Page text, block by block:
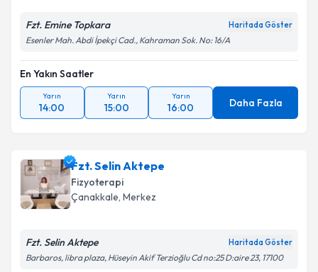
Fzt. Emine Topkara Haritada Göster
Esenler Mah. Abdi İpekçi Cad., Kahraman Sok. No: 16/A
En Yakın Saatler
Yarın
14:00
Yarın
15:00
Yarın
16:00 Daha Fazla
Fzt. Selin Aktepe
Fizyoterapi
Çanakkale, Merkez
Fzt. Selin Aktepe Haritada Göster
Barbaros, libra plaza, Hüseyin Akif Terzioğlu Cd no:25 D:aire 23, 17100